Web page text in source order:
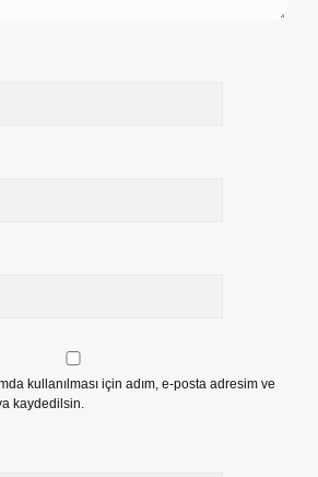
kullanılması için adım, e-posta adresim ve
kaydedilsin.